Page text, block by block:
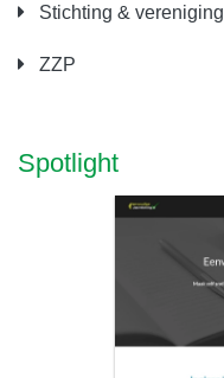
Stichting & vereniging
ZZP
Spotlight